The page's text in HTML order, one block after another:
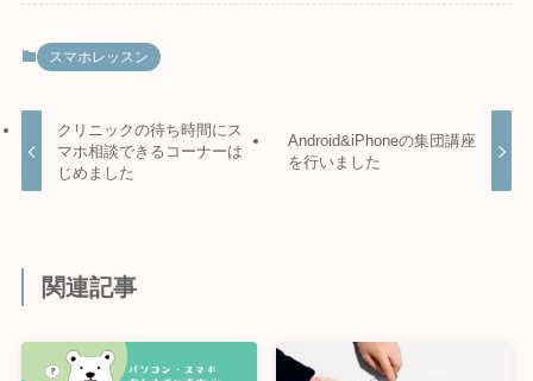
スマホレッスン
クリニックの待ち時間にス
マホ相談できるコーナーは
じめました
Android&iPhoneの集団講座
を行いました
関連記事